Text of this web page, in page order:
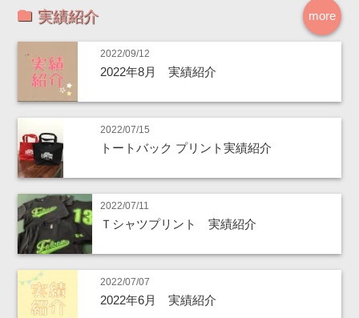
more
実績紹介
2022/09/12
2022年8月 実績紹介
2022/07/15
トートバック プリント実績紹介
2022/07/11
Ｔシャツプリント 実績紹介
2022/07/07
2022年6月 実績紹介